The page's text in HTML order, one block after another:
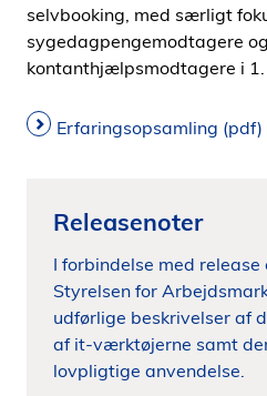
selvbooking, med særligt
sygedagpengemodtagere
kontanthjælpsmodtagere i
Erfaringsopsamling (pdf)
Releasenoter
I forbindelse med
Styrelsen for
udførlige beskrivelser af
af it-værktøjerne samt
lovpligtige anvendelse.